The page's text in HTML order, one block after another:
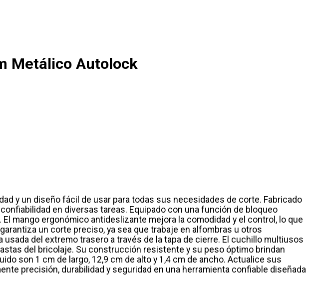
Metálico Autolock
y un diseño fácil de usar para todas sus necesidades de corte. Fabricado
en diversas tareas. Equipado con una función de bloqueo
mango ergonómico antideslizante mejora la comodidad y el control, lo que
un corte preciso, ya sea que trabaje en alfombras u otros
del extremo trasero a través de la tapa de cierre. El cuchillo multiusos
del bricolaje. Su construcción resistente y su peso óptimo brindan
son 1 cm de largo, 12,9 cm de alto y 1,4 cm de ancho. Actualice sus
precisión, durabilidad y seguridad en una herramienta confiable diseñada